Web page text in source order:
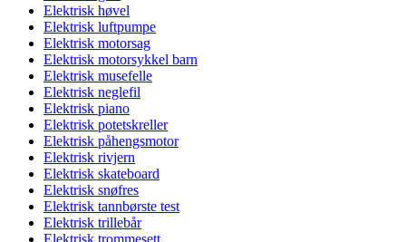
Elektrisk høvel
Elektrisk luftpumpe
Elektrisk motorsag
Elektrisk motorsykkel barn
Elektrisk musefelle
Elektrisk neglefil
Elektrisk piano
Elektrisk potetskreller
Elektrisk påhengsmotor
Elektrisk rivjern
Elektrisk skateboard
Elektrisk snøfres
Elektrisk tannbørste test
Elektrisk trillebår
Elektrisk trommesett